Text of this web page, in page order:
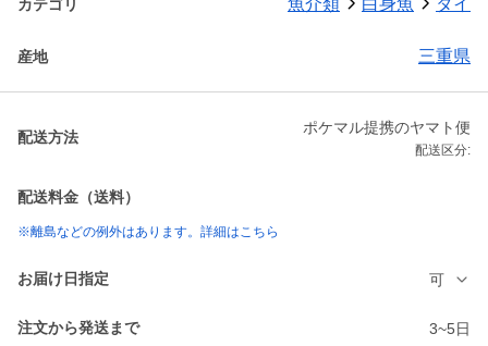
カテゴリ 魚介類 白身魚 タイ
産地 三重県
配送方法
ポケマル提携のヤマト便
配送区分:
配送料金（送料）
※離島などの例外はあります。詳細はこちら
お届け日指定 可
注文から発送まで 3~5日